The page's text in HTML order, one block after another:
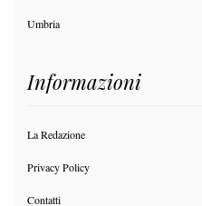
Umbria
Informazioni
La Redazione
Privacy Policy
Contatti